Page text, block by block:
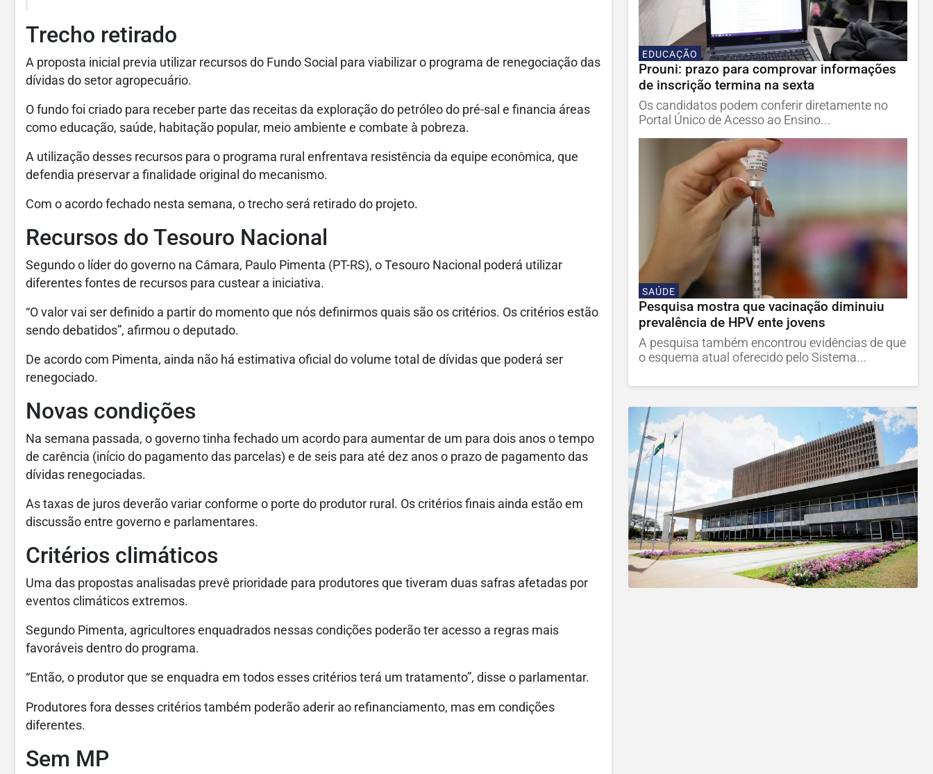
Trecho retirado
A proposta inicial previa utilizar recursos do Fundo Social para viabilizar o programa de renegociação das
dívidas do setor agropecuário.
O fundo foi criado para receber parte das receitas da exploração do petróleo do pré-sal e financia áreas
como educação, saúde, habitação popular, meio ambiente e combate à pobreza.
A utilização desses recursos para o programa rural enfrentava resistência da equipe econômica, que
defendia preservar a finalidade original do mecanismo.
Com o acordo fechado nesta semana, o trecho será retirado do projeto.
Recursos do Tesouro Nacional
Segundo o líder do governo na Câmara, Paulo Pimenta (PT-RS), o Tesouro Nacional poderá utilizar
diferentes fontes de recursos para custear a iniciativa.
“O valor vai ser definido a partir do momento que nós definirmos quais são os critérios. Os critérios estão
sendo debatidos”, afirmou o deputado.
De acordo com Pimenta, ainda não há estimativa oficial do volume total de dívidas que poderá ser
renegociado.
Novas condições
Na semana passada, o governo tinha fechado um acordo para aumentar de um para dois anos o tempo
de carência (início do pagamento das parcelas) e de seis para até dez anos o prazo de pagamento das
dívidas renegociadas.
As taxas de juros deverão variar conforme o porte do produtor rural. Os critérios finais ainda estão em
discussão entre governo e parlamentares.
Critérios climáticos
Uma das propostas analisadas prevê prioridade para produtores que tiveram duas safras afetadas por
eventos climáticos extremos.
Segundo Pimenta, agricultores enquadrados nessas condições poderão ter acesso a regras mais
favoráveis dentro do programa.
“Então, o produtor que se enquadra em todos esses critérios terá um tratamento”, disse o parlamentar.
Produtores fora desses critérios também poderão aderir ao refinanciamento, mas em condições
diferentes.
Sem MP
EDUCAÇÃO
Prouni: prazo para comprovar informações
de inscrição termina na sexta
Os candidatos podem conferir diretamente no
Portal Único de Acesso ao Ensino...
SAÚDE
Pesquisa mostra que vacinação diminuiu
prevalência de HPV ente jovens
A pesquisa também encontrou evidências de que
o esquema atual oferecido pelo Sistema...